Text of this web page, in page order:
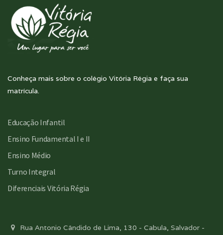
Conheça mais sobre o colégio Vitória Régia e faça sua
matrícula.
Educação Infantil
Ensino Fundamental I e II
Ensino Médio
Turno Integral
Diferenciais Vitória Régia
Rua Antonio Cândido de Lima, 130 - Cabula, Salvador -